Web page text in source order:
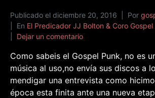
Publicado el diciembre 20, 2016 Por
En El Predicador JJ Bolton & Coro Gospel
Dejar un comentario
Como sabeis el Gospel Punk, no es
música al uso,no envía sus discos a
mendigar una entrevista como
época esta finita ante una nueva